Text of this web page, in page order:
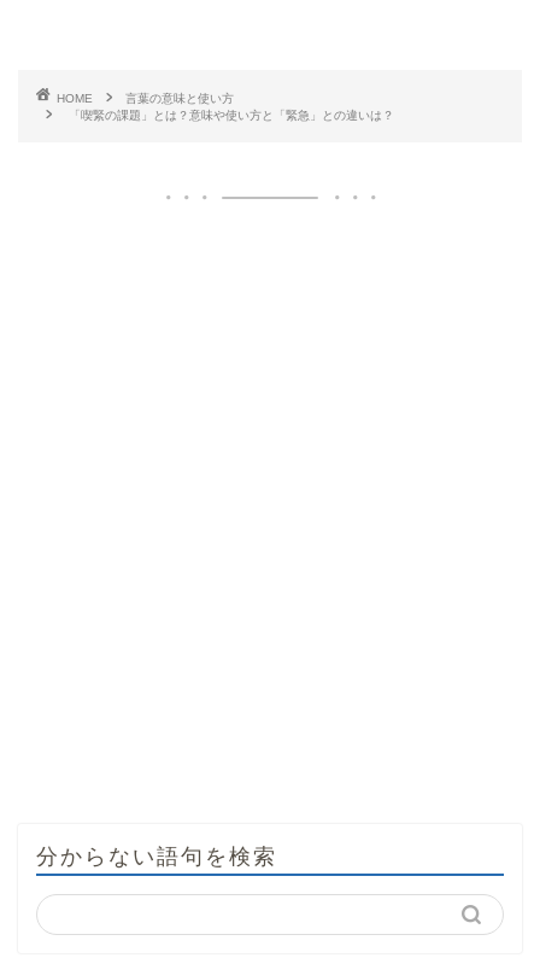
HOME
言葉の意味と使い方
「喫緊の課題」とは？意味や使い方と「緊急」との違いは？
分からない語句を検索